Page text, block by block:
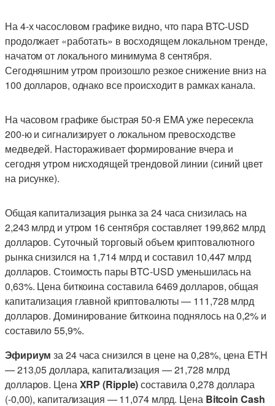
На 4-х часословом графике видно, что пара BTC-USD
продолжает «работать» в восходящем локальном тренде,
начатом от локального минимума 8 сентября.
Сегодняшним утром произошло резкое снижение вниз на
100 долларов, однако все происходит в рамках канала.
На часовом графике быстрая 50-я EMA уже пересекла
200-ю и сигнализирует о локальном превосходстве
медведей. Настораживает формирование вчера и
сегодня утром нисходящей трендовой линии (синий цвет
на рисунке).
Общая капитализация рынка за 24 часа снизилась на
2,243 млрд и утром 16 сентября составляет 199,862 млрд
долларов. Суточный торговый объем криптовалютного
рынка снизился на 1,714 млрд и составил 10,447 млрд
долларов. Стоимость пары BTC-USD уменьшилась на
0,63%. Цена биткоина составила 6469 долларов, общая
капитализация главной криптовалюты — 111,728 млрд
долларов. Доминирование биткоина поднялось на 0,2% и
составило 55,9%.
Эфириум за 24 часа снизился в цене на 0,28%, цена ETH
— 213,05 доллара, капитализация — 21,728 млрд
долларов. ЦенаXRP (Ripple)составила 0,278 доллара
(-0,00), капитализация — 11,074 млрд. Цена Bitcoin Cash